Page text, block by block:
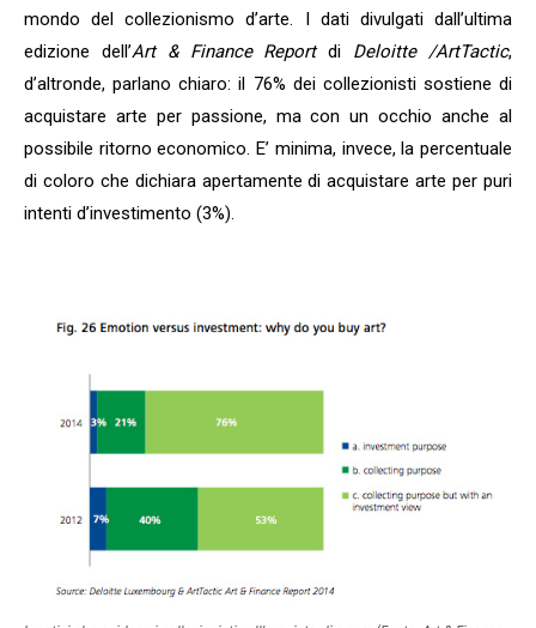
mondo del collezionismo d’arte. I dati divulgati dall’ultima
edizione dell’Art & Finance Reportdi Deloitte /ArtTactic,
d’altronde, parlano chiaro: il 76% dei collezionisti sostiene di
acquistare arte per passione, ma con un occhio anche al
possibile ritorno economico. E’ minima, invece, la percentuale
di coloro che dichiara apertamente di acquistare arte per puri
intenti d’investimento (3%).